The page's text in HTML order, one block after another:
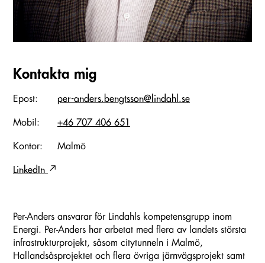
Kontakta mig
Epost: per-anders.bengtsson@lindahl.se
Mobil: +46 707 406 651
Kontor: Malmö
LinkedIn
Per-Anders ansvarar för Lindahls kompetensgrupp inom
Energi. Per-Anders har arbetat med flera av landets största
infrastrukturprojekt, såsom citytunneln i Malmö,
Hallandsåsprojektet och flera övriga järnvägsprojekt samt